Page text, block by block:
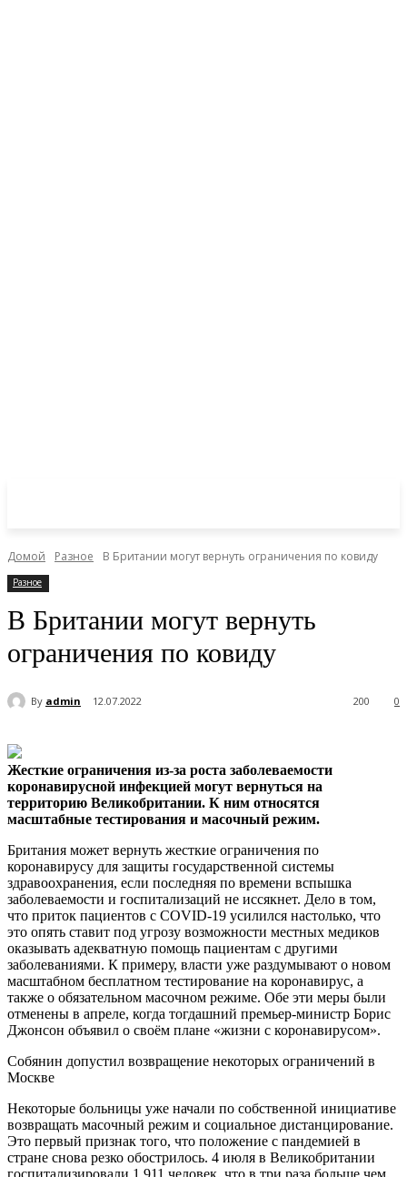
Домой Разное В Британии могут вернуть ограничения по ковиду
Разное
В Британии могут вернуть
ограничения по ковиду
By admin 12.07.2022 0
200
Жесткие ограничения из-за роста заболеваемости
коронавирусной инфекцией могут вернуться на
территорию Великобритании. К ним относятся
масштабные тестирования и масочный режим.
Британия может вернуть жесткие ограничения по
коронавирусу для защиты государственной системы
здравоохранения, если последняя по времени вспышка
заболеваемости и госпитализаций не иссякнет. Дело в том,
что приток пациентов с COVID-19 усилился настолько, что
это опять ставит под угрозу возможности местных медиков
оказывать адекватную помощь пациентам с другими
заболеваниями. К примеру, власти уже раздумывают о новом
масштабном бесплатном тестирование на коронавирус, а
также о обязательном масочном режиме. Обе эти меры были
отменены в апреле, когда тогдашний премьер-министр Борис
Джонсон объявил о своём плане «жизни с коронавирусом».
Собянин допустил возвращение некоторых ограничений в
Москве
Некоторые больницы уже начали по собственной инициативе
возвращать масочный режим и социальное дистанцирование.
Это первый признак того, что положение с пандемией в
стране снова резко обострилось. 4 июля в Великобритании
госпитализировали 1 911 человек, что в три раза больше чем,